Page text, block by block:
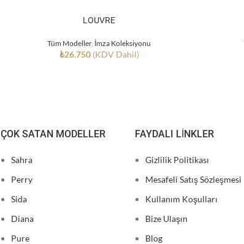
LOUVRE
Tüm Modeller, İmza Koleksiyonu
₺26.750 (KDV Dahil)
ÇOK SATAN MODELLER
Sahra
Perry
Sida
Diana
Pure
FAYDALI LINKLER
Gizlilik Politikası
Mesafeli Satış Sözleşmesi
Kullanım Koşulları
Bize Ulaşın
Blog